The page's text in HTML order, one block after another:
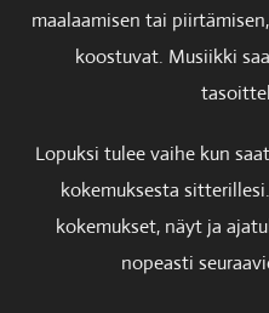
maalaamisen tai
koostuvat. Musiikki
Lopuksi tulee vaihe kun
kokemuksesta
kokemukset, näyt ja
nopeasti